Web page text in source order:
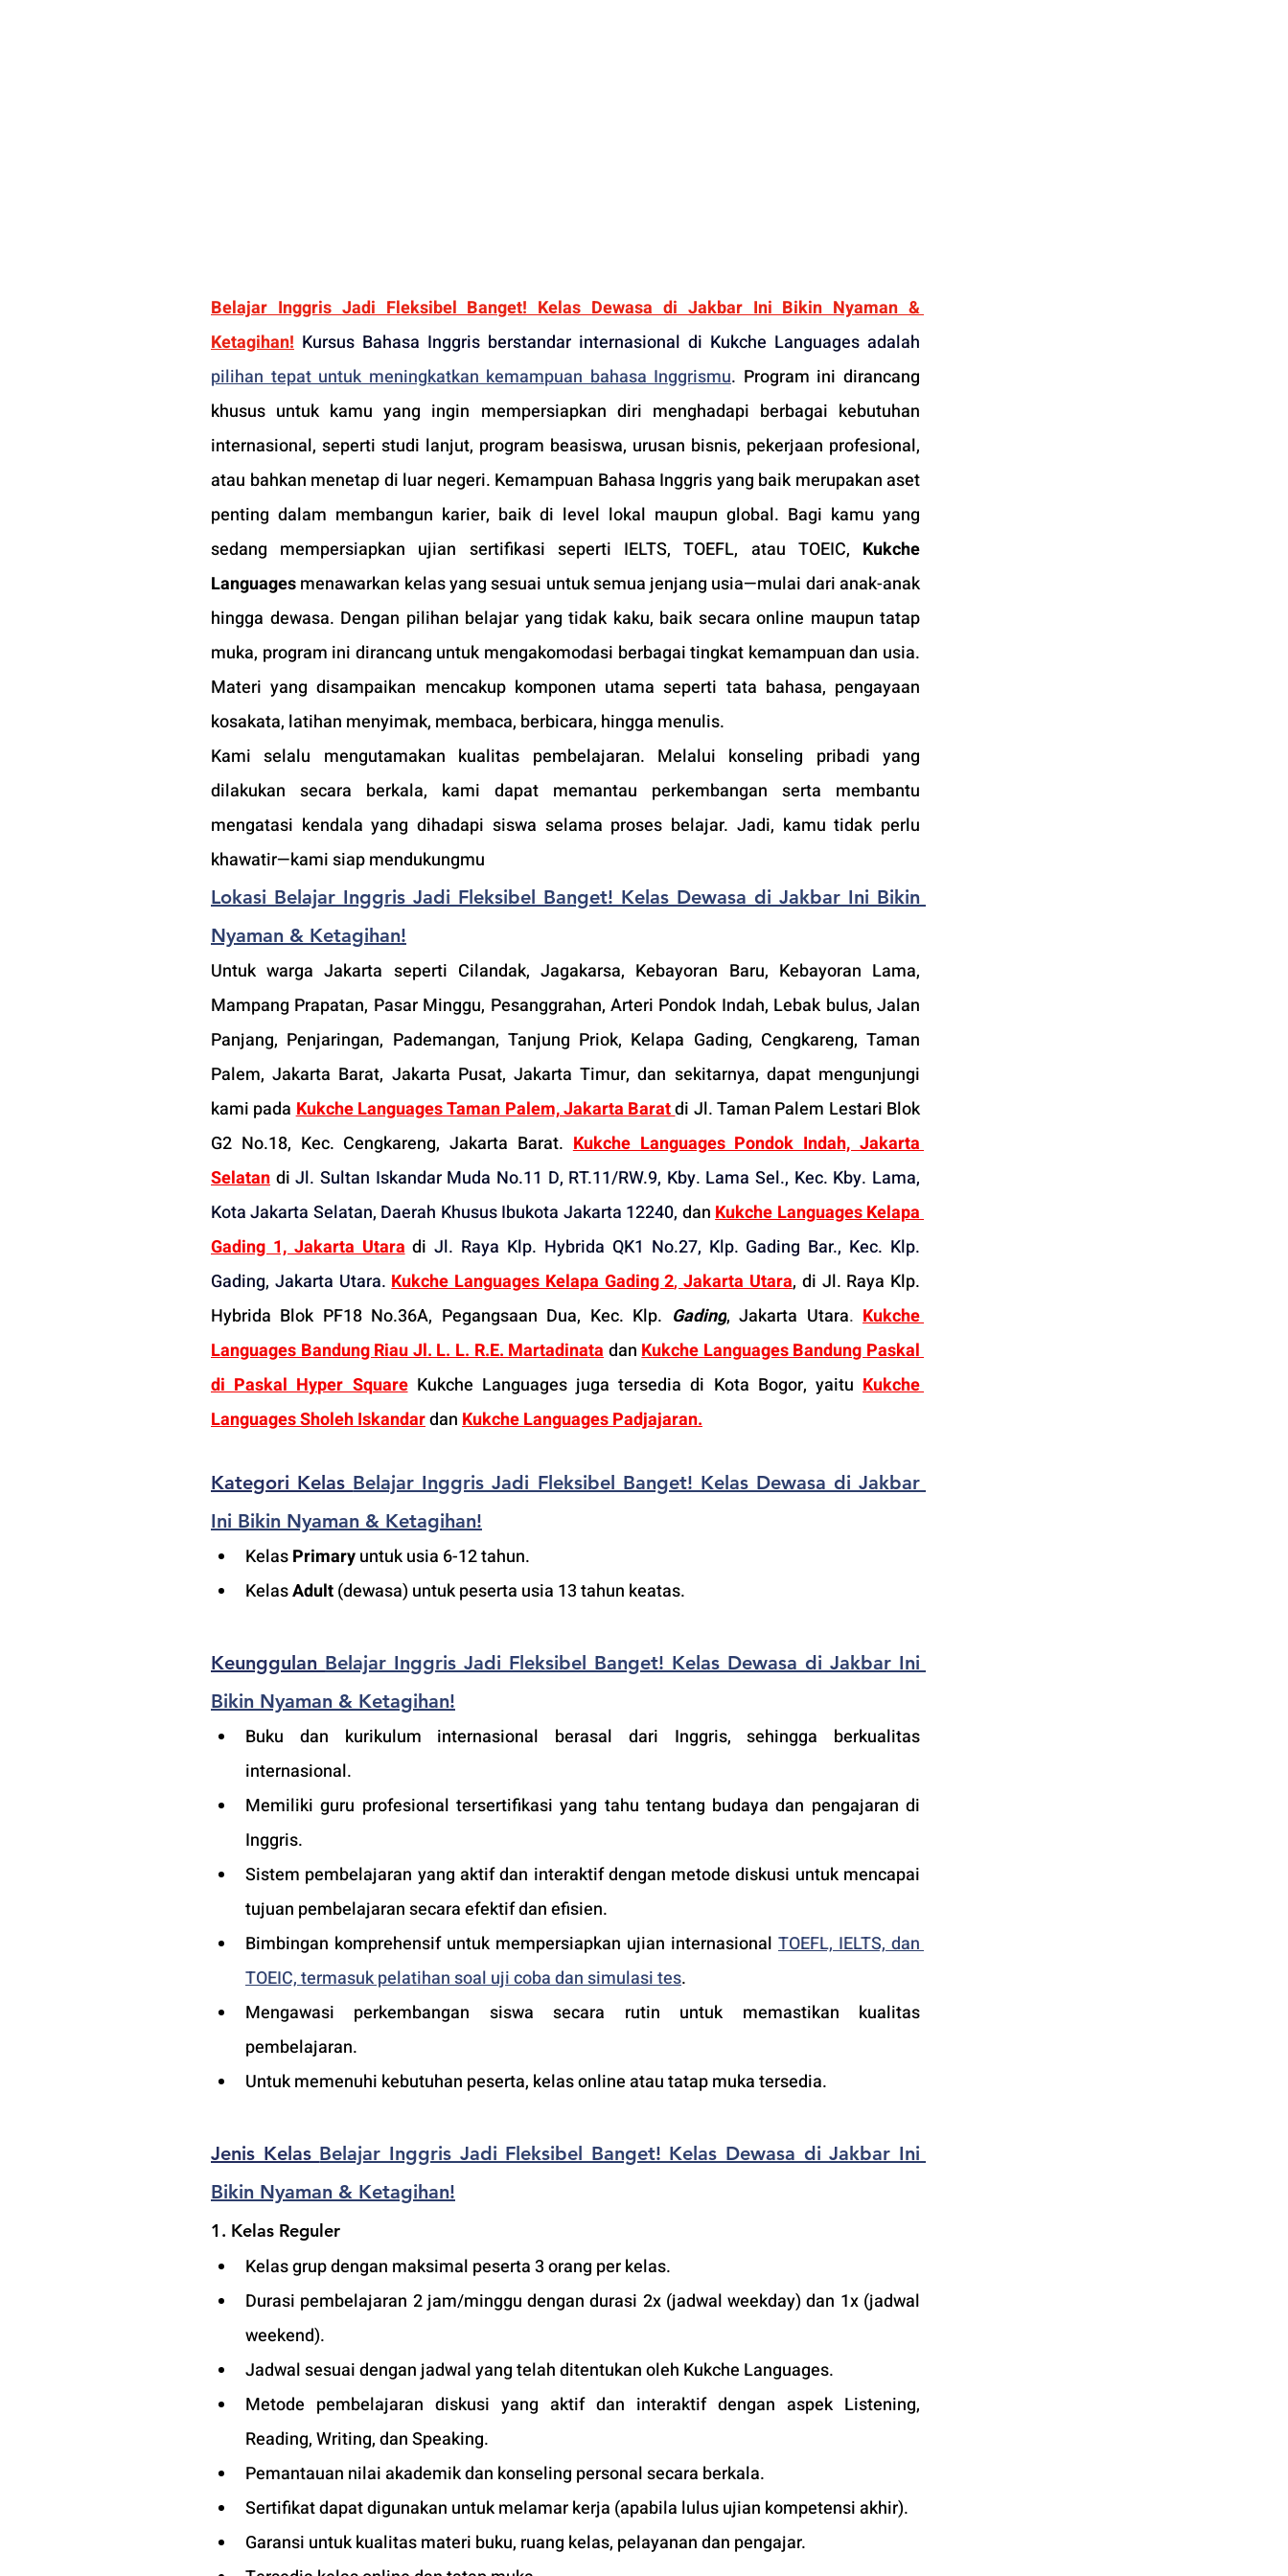
Belajar Inggris Jadi Fleksibel Banget! Kelas Dewasa di Jakbar Ini Bikin Nyaman &
Ketagihan!
pilihan tepat untuk meningkatkan kemampuan bahasa Inggrismu. Program ini dirancang
khusus untuk kamu yang ingin mempersiapkan diri menghadapi berbagai kebutuhan
internasional, seperti studi lanjut, program beasiswa, urusan bisnis, pekerjaan profesional,
atau bahkan menetap di luar negeri. Kemampuan Bahasa Inggris yang baik merupakan aset
penting dalam membangun karier, baik di level lokal maupun global. Bagi kamu yang
sedang mempersiapkan ujian sertifikasi seperti IELTS, TOEFL, atau TOEIC, Kukche
Languages menawarkan kelas yang sesuai untuk semua jenjang usia—mulai dari anak-anak
hingga dewasa. Dengan pilihan belajar yang tidak kaku, baik secara online maupun tatap
muka, program ini dirancang untuk mengakomodasi berbagai tingkat kemampuan dan usia.
Materi yang disampaikan mencakup komponen utama seperti tata bahasa, pengayaan
kosakata, latihan menyimak, membaca, berbicara, hingga menulis.
Kami selalu mengutamakan kualitas pembelajaran. Melalui konseling pribadi yang
dilakukan secara berkala, kami dapat memantau perkembangan serta membantu
mengatasi kendala yang dihadapi siswa selama proses belajar. Jadi, kamu tidak perlu
khawatir—kami siap mendukungmu
Lokasi Belajar Inggris Jadi Fleksibel Banget! Kelas Dewasa di Jakbar Ini Bikin
Nyaman & Ketagihan!
Untuk warga Jakarta seperti Cilandak, Jagakarsa, Kebayoran Baru, Kebayoran Lama,
Mampang Prapatan, Pasar Minggu, Pesanggrahan, Arteri Pondok Indah, Lebak bulus, Jalan
Panjang, Penjaringan, Pademangan, Tanjung Priok, Kelapa Gading, Cengkareng, Taman
Palem, Jakarta Barat, Jakarta Pusat, Jakarta Timur, dan sekitarnya, dapat mengunjungi
kami pada Kukche Languages Taman Palem, Jakarta Barat di Jl. Taman Palem Lestari Blok
G2 No.18, Kec. Cengkareng, Jakarta Barat. Kukche Languages Pondok Indah, Jakarta
Selatan di Jl. Sultan Iskandar Muda No.11 D, RT.11/RW.9, Kby. Lama Sel., Kec. Kby. Lama,
Kota Jakarta Selatan, Daerah Khusus Ibukota Jakarta 12240, dan Kukche Languages Kelapa
Gading 1, Jakarta Utara di Jl. Raya Klp. Hybrida QK1 No.27, Klp. Gading Bar., Kec. Klp.
Gading, Jakarta Utara. Kukche Languages Kelapa Gading 2, Jakarta Utara, di Jl. Raya Klp.
Hybrida Blok PF18 No.36A, Pegangsaan Dua, Kec. Klp. Gading, Jakarta Utara. Kukche
Languages Bandung Riau Jl. L. L. R.E. Martadinatadan Kukche Languages Bandung Paskal
di Paskal Hyper Square Kukche Languages juga tersedia di Kota Bogor, yaitu Kukche
Languages Sholeh Iskandar dan Kukche Languages Padjajaran.
Kategori Kelas Belajar Inggris Jadi Fleksibel Banget! Kelas Dewasa di Jakbar
Ini Bikin Nyaman & Ketagihan!
Kelas Primary untuk usia 6-12 tahun.
Kelas Adult (dewasa) untuk peserta usia 13 tahun keatas.
Keunggulan Belajar Inggris Jadi Fleksibel Banget! Kelas Dewasa di Jakbar Ini
Bikin Nyaman & Ketagihan!
Buku dan kurikulum internasional berasal dari Inggris, sehingga berkualitas
internasional.
Memiliki guru profesional tersertifikasi yang tahu tentang budaya dan pengajaran di
Inggris.
Sistem pembelajaran yang aktif dan interaktif dengan metode diskusi untuk mencapai
tujuan pembelajaran secara efektif dan efisien.
Bimbingan komprehensif untuk mempersiapkan ujian internasional TOEFL, IELTS, dan
TOEIC, termasuk pelatihan soal uji coba dan simulasi tes.
Mengawasi perkembangan siswa secara rutin untuk memastikan kualitas
pembelajaran.
Untuk memenuhi kebutuhan peserta, kelas online atau tatap muka tersedia.
Jenis Kelas Belajar Inggris Jadi Fleksibel Banget! Kelas Dewasa di Jakbar Ini
Bikin Nyaman & Ketagihan!
1. Kelas Reguler
Kelas grup dengan maksimal peserta 3 orang per kelas.
Durasi pembelajaran 2 jam/minggu dengan durasi 2x (jadwal weekday) dan 1x (jadwal
weekend).
Jadwal sesuai dengan jadwal yang telah ditentukan oleh Kukche Languages.
Metode pembelajaran diskusi yang aktif dan interaktif dengan aspek Listening,
Reading, Writing, dan Speaking.
Pemantauan nilai akademik dan konseling personal secara berkala.
Sertifikat dapat digunakan untuk melamar kerja (apabila lulus ujian kompetensi akhir).
Garansi untuk kualitas materi buku, ruang kelas, pelayanan dan pengajar.